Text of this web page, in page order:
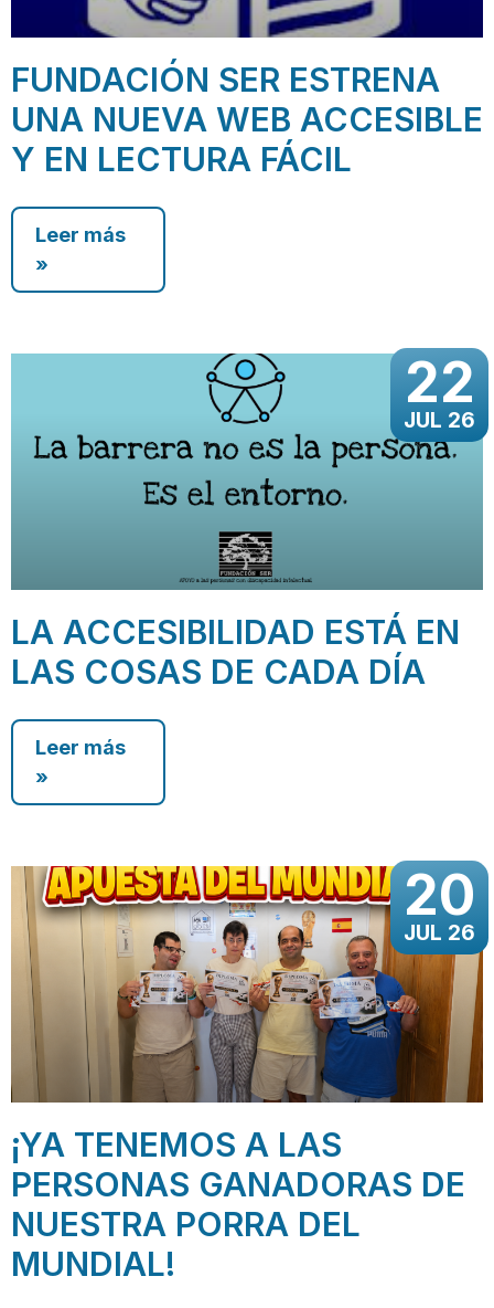
FUNDACIÓN SER ESTRENA
UNA NUEVA WEB ACCESIBLE
Y EN LECTURA FÁCIL
Leer más
»
22
JUL 26
LA ACCESIBILIDAD ESTÁ EN
LAS COSAS DE CADA DÍA
Leer más
»
20
JUL 26
¡YA TENEMOS A LAS
PERSONAS GANADORAS DE
NUESTRA PORRA DEL
MUNDIAL!